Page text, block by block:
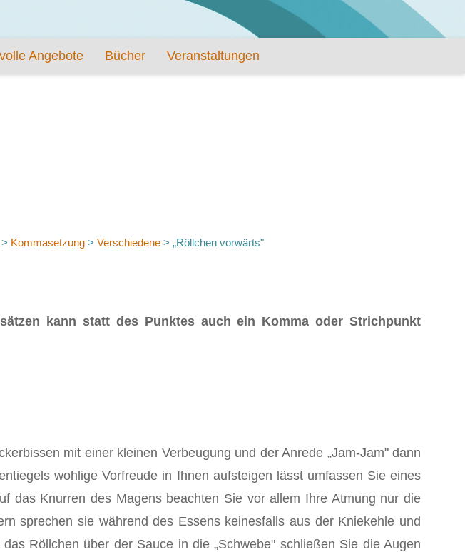
Angebote Bücher Veranstaltungen
> Kommasetzung > Verschiedene > „Röllchen vorwärts"
kann statt des Punktes auch ein Komma oder Strichpunkt
mit einer kleinen Verbeugung und der Anrede „Jam-Jam" dann
wohlige Vorfreude in Ihnen aufsteigen lässt umfassen Sie eines
das Knurren des Magens beachten Sie vor allem Ihre Atmung nur die
sprechen sie während des Essens keinesfalls aus der Kniekehle und
Röllchen über der Sauce in die „Schwebe" schließen Sie die Augen